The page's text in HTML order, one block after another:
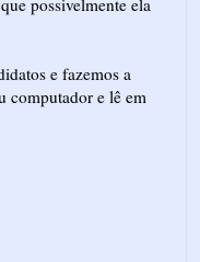
e fazemos a
computador e lê em